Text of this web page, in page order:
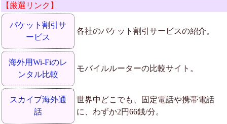
【厳選リンク】
パケット割引サ
ービス
各社のパケット割引サービスの紹介。
海外用Wi-Fiのレ
ンタル比較
モバイルルーターの比較サイト。
スカイプ海外通
話
世界中どこでも、固定電話や携帯電話
に、わずか2円66銭/分。